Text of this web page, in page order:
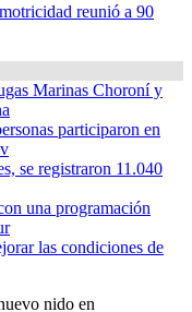
reunió a 90
Marinas Choroní y
participaron en
se registraron 11.040
una programación
las condiciones de